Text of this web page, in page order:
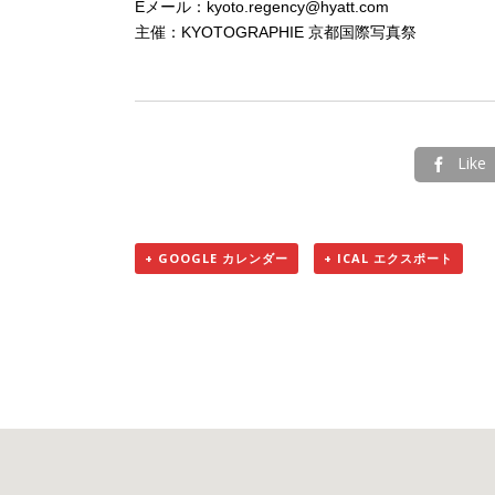
Eメール：kyoto.regency@hyatt.com
主催：KYOTOGRAPHIE 京都国際写真祭
 Like
+ GOOGLE カレンダー + ICAL エクスポート